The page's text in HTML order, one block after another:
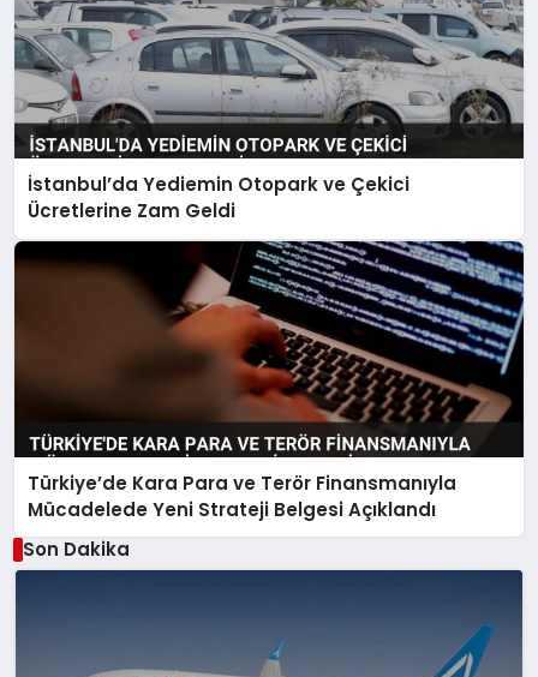
İstanbul’da Yediemin Otopark ve Çekici
Ücretlerine Zam Geldi
Türkiye’de Kara Para ve Terör Finansmanıyla
Mücadelede Yeni Strateji Belgesi Açıklandı
Son Dakika